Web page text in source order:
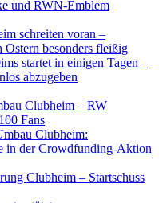
und RWN-Emblem
schreiten voran –
besonders fleißig
startet in einigen Tagen –
abzugeben
Clubheim – RW
Fans
Clubheim:
in der Crowdfunding-Aktion
Clubheim – Startschuss